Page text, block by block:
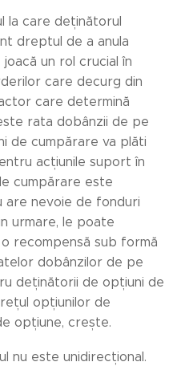
la care deținătorul
dreptul de a anula
un rol crucial în
care decurg din
care determină
rata dobânzii de pe
de cumpărare va plăti
acțiunile suport în
cumpărare este
are nevoie de fonduri
urmare, le poate
recompensă sub formă
dobânzilor de pe
deținătorii de opțiuni de
opțiunilor de
opțiune, crește.
nu este unidirecțional.